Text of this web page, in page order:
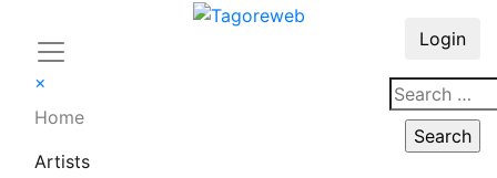
×
Home
Artists
Login